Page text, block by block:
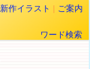
新作イラスト | ご案内
ワード検索